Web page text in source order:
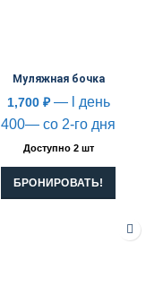
Муляжная бочка
1,700 ₽— l день
400— со 2-го дня
Доступно 2 шт
БРОНИРОВАТЬ!